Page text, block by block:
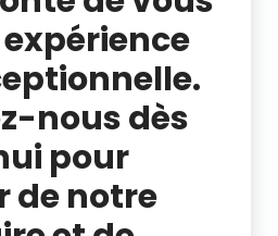
nous dès
pour
de notre